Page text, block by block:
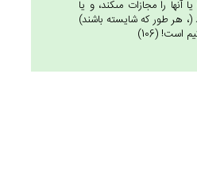
آنها را مجازات مى‏كند، و يا
(، هر طور كه شايسته باشند)
است! (106)